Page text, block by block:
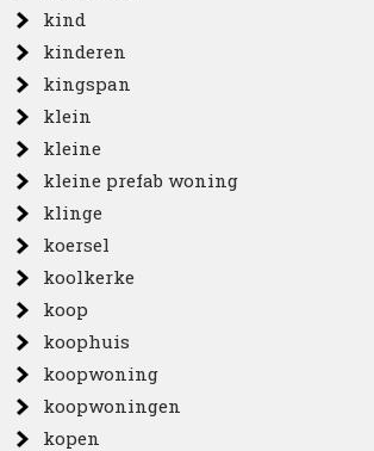
kind
kinderen
kingspan
klein
kleine
kleine prefab woning
klinge
koersel
koolkerke
koop
koophuis
koopwoning
koopwoningen
kopen